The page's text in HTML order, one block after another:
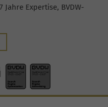
Expertise, BVDW-